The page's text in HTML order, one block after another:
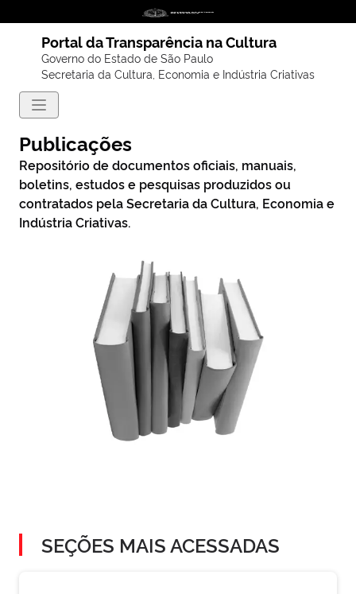
Portal da Transparência na Cultura
Governo do Estado de São Paulo
Secretaria da Cultura, Economia e Indústria Criativas
Publicações
Repositório de documentos oficiais, manuais,
boletins, estudos e pesquisas produzidos ou
contratados pela Secretaria da Cultura, Economia e
Indústria Criativas.
SEÇÕES MAIS ACESSADAS